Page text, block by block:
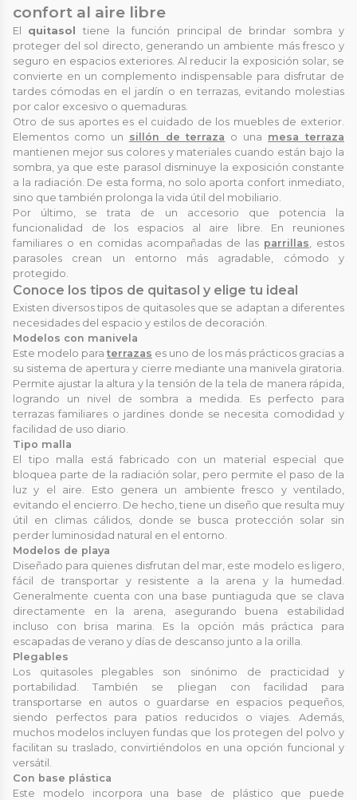
confort al aire libre
El quitasol tiene la función principal de brindar sombra y
proteger del sol directo, generando un ambiente más fresco y
seguro en espacios exteriores. Al reducir la exposición solar, se
convierte en un complemento indispensable para disfrutar de
tardes cómodas en el jardín o en terrazas, evitando molestias
por calor excesivo o quemaduras.
Otro de sus aportes es el cuidado de los muebles de exterior.
Elementos como un sillón de terraza o una mesa terraza
mantienen mejor sus colores y materiales cuando están bajo la
sombra, ya que este parasol disminuye la exposición constante
a la radiación. De esta forma, no solo aporta confort inmediato,
sino que también prolonga la vida útil del mobiliario.
Por último, se trata de un accesorio que potencia la
funcionalidad de los espacios al aire libre. En reuniones
familiares o en comidas acompañadas de las parrillas , estos
parasoles crean un entorno más agradable, cómodo y
protegido.
Conoce los tipos de quitasol y elige tu ideal
Existen diversos tipos de quitasoles que se adaptan a diferentes
necesidades del espacio y estilos de decoración.
Modelos con manivela
Este modelo para terrazas es uno de los más prácticos gracias a
su sistema de apertura y cierre mediante una manivela giratoria.
Permite ajustar la altura y la tensión de la tela de manera rápida,
logrando un nivel de sombra a medida. Es perfecto para
terrazas familiares o jardines donde se necesita comodidad y
facilidad de uso diario.
Tipo malla
El tipo malla está fabricado con un material especial que
bloquea parte de la radiación solar, pero permite el paso de la
luz y el aire. Esto genera un ambiente fresco y ventilado,
evitando el encierro. De hecho, tiene un diseño que resulta muy
útil en climas cálidos, donde se busca protección solar sin
perder luminosidad natural en el entorno.
Modelos de playa
Diseñado para quienes disfrutan del mar, este modelo es ligero,
fácil de transportar y resistente a la arena y la humedad.
Generalmente cuenta con una base puntiaguda que se clava
directamente en la arena, asegurando buena estabilidad
incluso con brisa marina. Es la opción más práctica para
escapadas de verano y días de descanso junto a la orilla.
Plegables
Los quitasoles plegables son sinónimo de practicidad y
portabilidad. También se pliegan con facilidad para
transportarse en autos o guardarse en espacios pequeños,
siendo perfectos para patios reducidos o viajes. Además,
muchos modelos incluyen fundas que los protegen del polvo y
facilitan su traslado, convirtiéndolos en una opción funcional y
versátil.
Con base plástica
Este modelo incorpora una base de plástico que puede